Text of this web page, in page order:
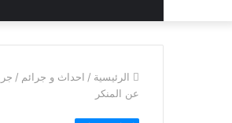
الرئيسية / احداث و جرائم /
عن المنكر